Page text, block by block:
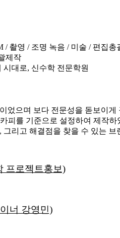
/ 촬영 / 조명 녹음 / 미술 / 편집총
제작
대로, 신수학 전문학원
었으며 보다 전문성을 돋보이
피를 기준으로 설정하여 제작
리고 해결점을 찾을 수 있는
프로젝트홍보)
너 강영민)